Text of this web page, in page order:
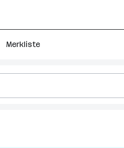
Merkliste